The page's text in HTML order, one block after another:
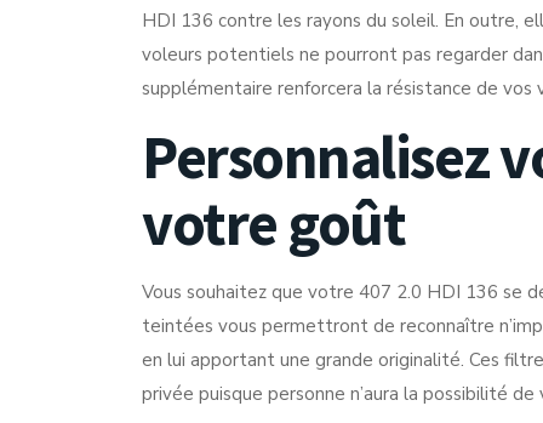
HDI 136 contre les rayons du soleil. En outre,
voleurs potentiels ne pourront pas regarder
supplémentaire renforcera la résistance de vos
Personnalisez
votre goût
Vous souhaitez que votre 407 2.0 HDI 136 se
teintées vous permettront de reconnaître
en lui apportant une grande originalité. Ces
privée puisque personne n’aura la possibilité